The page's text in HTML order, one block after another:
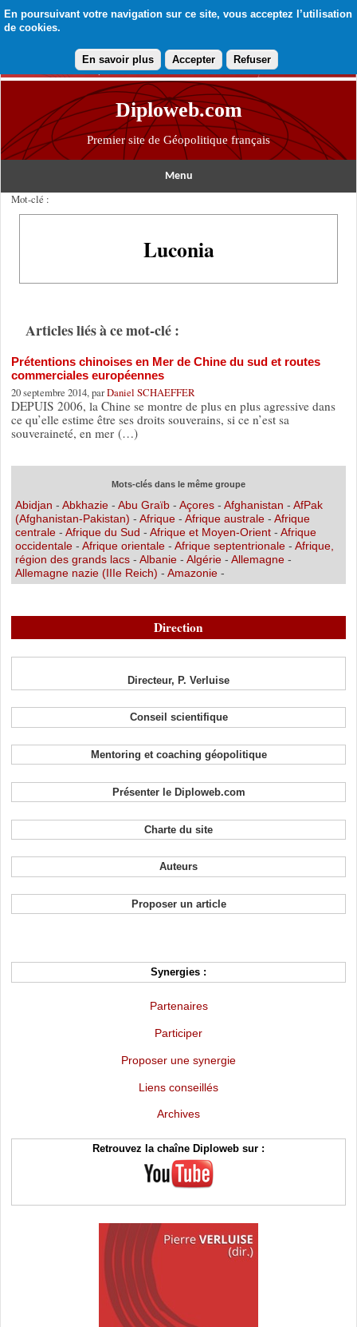
En poursuivant votre navigation sur ce site, vous acceptez l’utilisation
de cookies.
En savoir plus Accepter Refuser
Diploweb.com
Premier site de Géopolitique français
Menu
Mot-clé :
Luconia
Articles liés à ce mot-clé :
Prétentions chinoises en Mer de Chine du sud et routes
commerciales européennes
20 septembre 2014, parDaniel SCHAEFFER
DEPUIS 2006, la Chine se montre de plus en plus agressive dans
ce qu’elle estime être ses droits souverains, si ce n’est sa
souveraineté, en mer (…)
Mots-clés dans le même groupe
Abidjan - Abkhazie- Abu Graïb- Açores- Afghanistan - AfPak
(Afghanistan-Pakistan) - Afrique- Afrique australe- Afrique
centrale - Afrique du Sud - Afrique et Moyen-Orient - Afrique
occidentale - Afrique orientale - Afrique septentrionale - Afrique,
région des grands lacs- Albanie - Algérie - Allemagne -
Allemagne nazie (IIIe Reich) - Amazonie-
Direction
Directeur, P. Verluise
Conseil scientifique
Mentoring et coaching géopolitique
Présenter le Diploweb.com
Charte du site
Auteurs
Proposer un article
Synergies :
Partenaires
Participer
Proposer une synergie
Liens conseillés
Archives
Retrouvez la chaîne Diploweb sur :